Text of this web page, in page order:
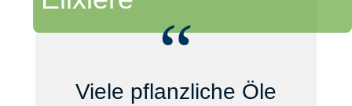
“
Viele pflanzliche Öle